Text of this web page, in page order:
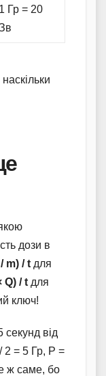
1 Гр = 20
дози в
m) / t для
Q) / t для
ключ!
секунд від
2 = 5 Гр, P =
ж саме, бо